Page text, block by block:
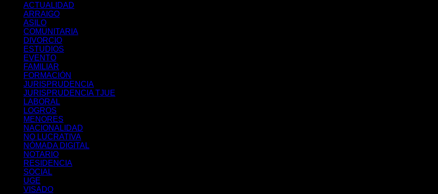
ACTUALIDAD
ARRAIGO
ASILO
COMUNITARIA
DIVORCIO
ESTUDIOS
EVENTO
FAMILIAR
FORMACIÓN
JURISPRUDENCIA
JURISPRUDENCIA TJUE
LABORAL
LOGROS
MENORES
NACIONALIDAD
NO LUCRATIVA
NÓMADA DIGITAL
NOTARIO
RESIDENCIA
SOCIAL
UGE
VISADO